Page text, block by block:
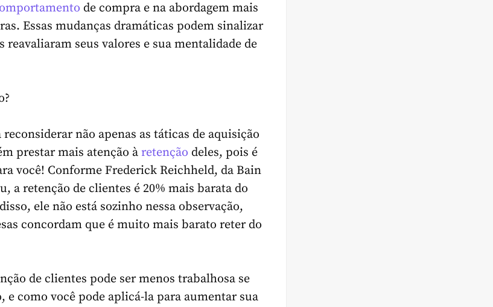
de compra e na abordagem mais
Essas mudanças dramáticas podem sinalizar
reavaliaram seus valores e sua mentalidade de
não apenas as táticas de aquisição
prestar mais atenção à retenção deles, pois é
você! ConformeFrederick Reichheld, da Bain
a retenção de clientes é 20% mais barata do
ele não está sozinho nessa observação,
concordam que é muito mais barato reter do
de clientes pode ser menos trabalhosa se
e como você pode aplicá-la para aumentar sua